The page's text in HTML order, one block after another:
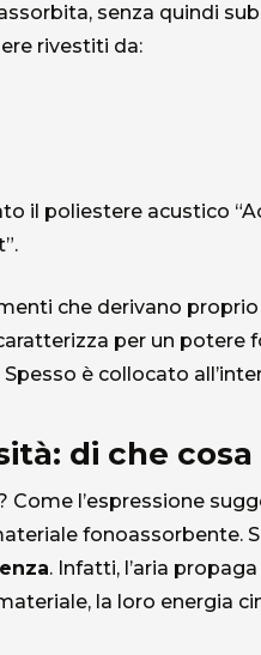
senza quindi
rivestiti da:
il poliestere acustico
che derivano
per un
è collocato
di che
Come l’espressione
fonoassorbente.
. Infatti, l’aria
la loro energia